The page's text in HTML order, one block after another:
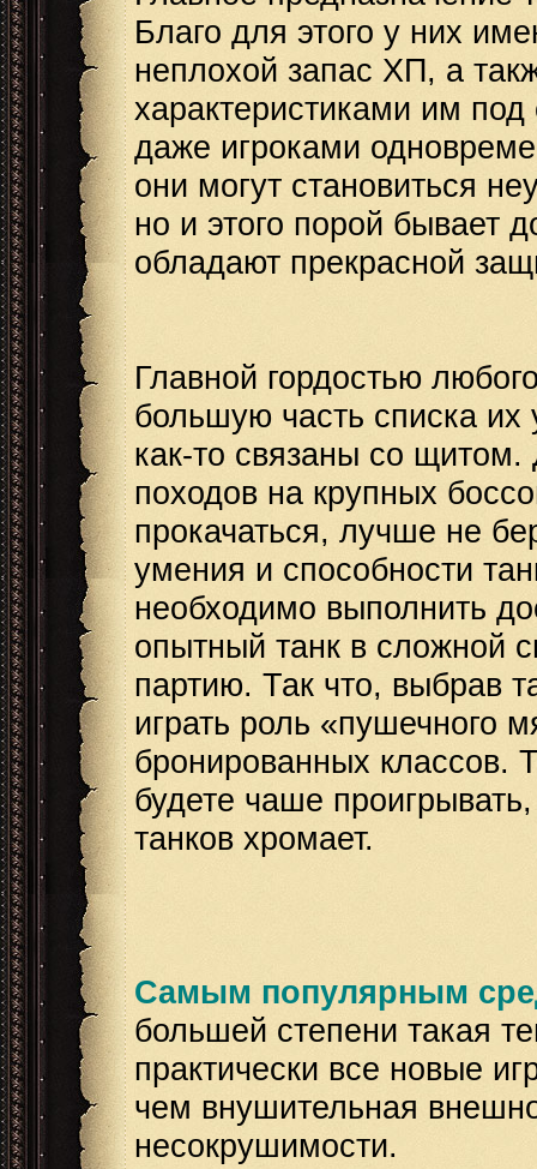
Благо для этого у них
неплохой запас ХП, а
характеристиками им
даже игроками
они могут становиться
но и этого порой бывает
обладают прекрасной
Главной гордостью
большую часть списка их
как-то связаны со
походов на крупных
прокачаться, лучше не
умения и способности
необходимо выполнить
опытный танк в сложной
партию. Так что, выбрав
играть роль «пушечного
бронированных классов.
будете чаше
танков хромает.
Самым популярным
большей степени такая
практически все новые
чем внушительная
несокрушимости.